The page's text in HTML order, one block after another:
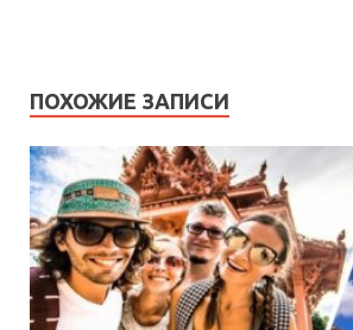
ПОХОЖИЕ ЗАПИСИ